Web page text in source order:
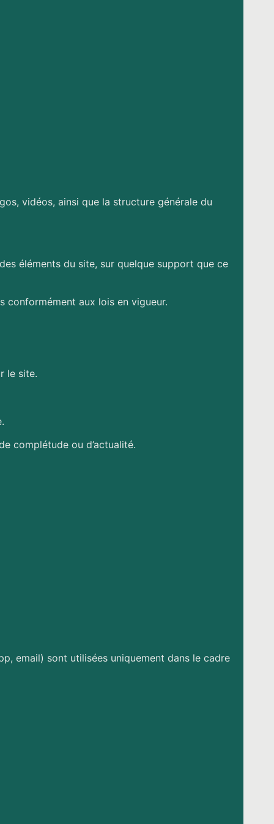
vidéos, ainsi que la structure générale du
éléments du site, sur quelque support que ce
conformément aux lois en vigueur.
le site.
complétude ou d’actualité.
email) sont utilisées uniquement dans le cadre